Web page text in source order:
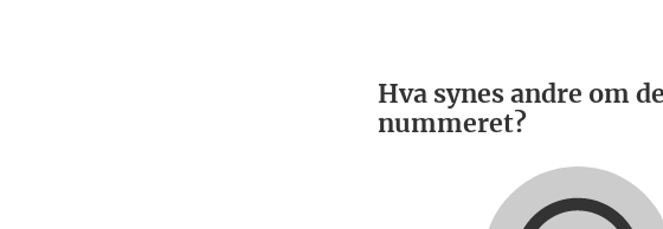
Hva synes andre om
nummeret?